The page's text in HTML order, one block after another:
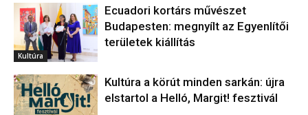
Kultúra
Ecuadori kortárs művészet
Budapesten: megnyílt az Egyenlítői
területek kiállítás
Kultúra a körút minden sarkán: újra
elstartol a Helló, Margit! fesztivál